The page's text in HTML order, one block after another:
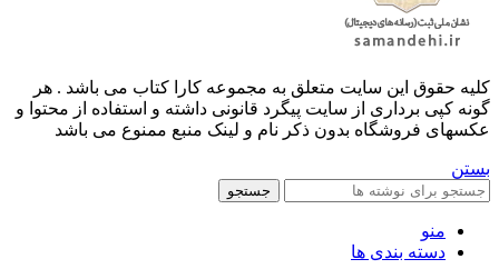
کليه حقوق اين سايت متعلق به مجموعه کارا کتاب می باشد . هر
گونه کپی برداری از سایت پیگرد قانونی داشته و استفاده از محتوا و
عکسهای فروشگاه بدون ذکر نام و لینک منبع ممنوع می باشد
بستن
جستجو
منو
دسته بندی ها